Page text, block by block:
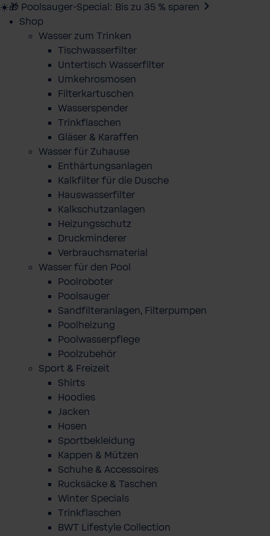
☀️🎁 Poolsauger-Special: Bis zu 35 % sparen
Shop
Wasser zum Trinken
Tischwasserfilter
Untertisch Wasserfilter
Umkehrosmosen
Filterkartuschen
Wasserspender
Trinkflaschen
Gläser & Karaffen
Wasser für Zuhause
Enthärtungsanlagen
Kalkfilter für die Dusche
Hauswasserfilter
Kalkschutzanlagen
Heizungsschutz
Druckminderer
Verbrauchsmaterial
Wasser für den Pool
Poolroboter
Poolsauger
Sandfilteranlagen, Filterpumpen
Poolheizung
Poolwasserpflege
Poolzubehör
Sport & Freizeit
Shirts
Hoodies
Jacken
Hosen
Sportbekleidung
Kappen & Mützen
Schuhe & Accessoires
Rucksäcke & Taschen
Winter Specials
Trinkflaschen
BWT Lifestyle Collection